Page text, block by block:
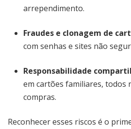
arrependimento.
Fraudes e clonagem de
com senhas e sites não
Responsabilidade
em cartões familiares, todos
compras.
Reconhecer esses riscos é o